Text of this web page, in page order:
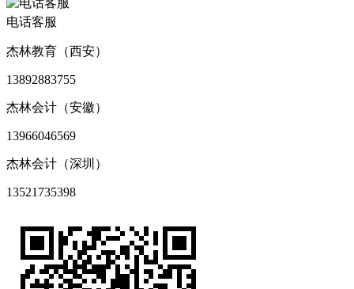
电话客服
杰林教育（西安）
13892883755
杰林会计（安徽）
13966046569
杰林会计（深圳）
13521735398